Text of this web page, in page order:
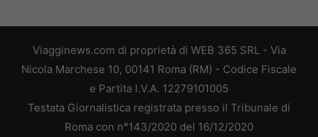
Viagginews.com di proprietà di WEB 365 SRL - Via
Nicola Marchese 10, 00141 Roma (RM) - Codice Fiscale
e Partita I.V.A. 12279101005
Testata Giornalistica registrata presso il Tribunale di
Roma con n°143/2020 del 16/12/2020